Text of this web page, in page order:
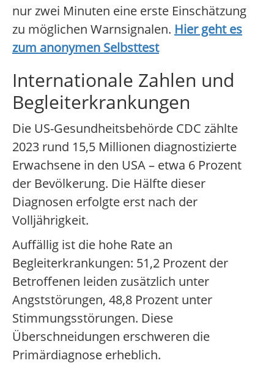
nur zwei Minuten eine erste Einschätzung
zu möglichen Warnsignalen. Hier geht es
zum anonymen Selbsttest
Internationale Zahlen und
Begleiterkrankungen
Die US-Gesundheitsbehörde CDC zählte
2023 rund 15,5 Millionen diagnostizierte
Erwachsene in den USA – etwa 6 Prozent
der Bevölkerung. Die Hälfte dieser
Diagnosen erfolgte erst nach der
Volljährigkeit.
Auffällig ist die hohe Rate an
Begleiterkrankungen: 51,2 Prozent der
Betroffenen leiden zusätzlich unter
Angststörungen, 48,8 Prozent unter
Stimmungsstörungen. Diese
Überschneidungen erschweren die
Primärdiagnose erheblich.